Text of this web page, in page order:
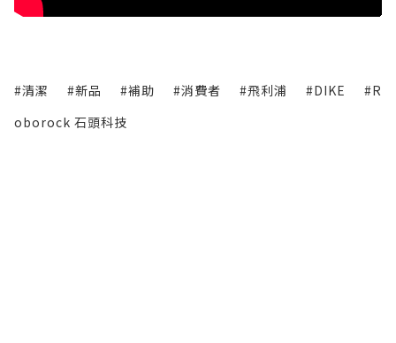
#清潔 #新品 #補助 #消費者 #飛利浦 #DIKE
#R
oborock 石頭科技